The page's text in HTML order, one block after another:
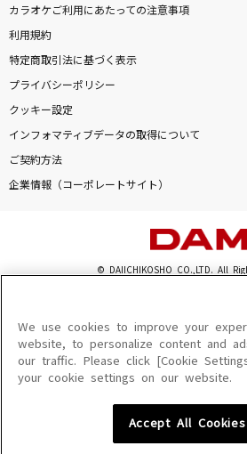
カラオケご利用にあたっての注意事項
利用規約
特定商取引法に基づく表示
プライバシーポリシー
クッキー設定
インフォマティブデータの取得について
ご契約方法
企業情報（コーポレートサイト）
© DAIICHIKOSHO CO.,LTD. All
このサイトに掲載されている一切の文章・画像・写
を問わず、著作権法の定める範囲を超えて無断で複
を禁じます。
楽曲及びコンテンツは、機種によりご利用いただけ
楽曲及びコンテンツの配信日、配信内容が変更になる
We use cookies to improve your
website, to personalize content and
our traffic. Please click [Cookie
your cookie settings on our website.
Accept All Cookies